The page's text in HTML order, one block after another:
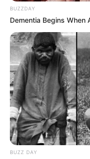
BUZZDAY
Dementia Begins When
BUZZ DAY